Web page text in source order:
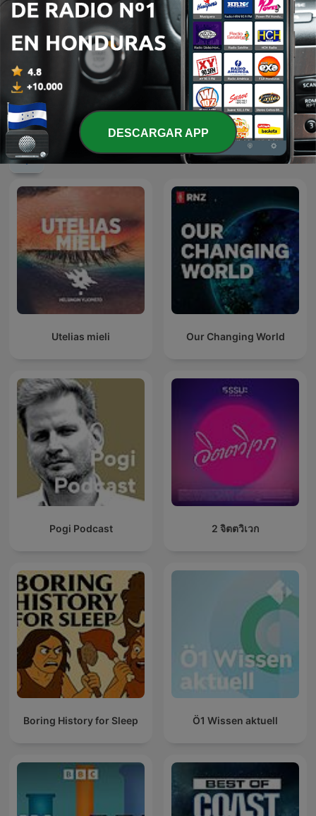
Radio de Supervivencia
Muy Interesante -
Grandes Reportajes
Más podcasts internacionales de Ciencias
Utelias mieli Our Changing World
Pogi Podcast 2 จิตตวิเวก
Boring History for Sleep Ö1 Wissen aktuell
DESCARGAR APP